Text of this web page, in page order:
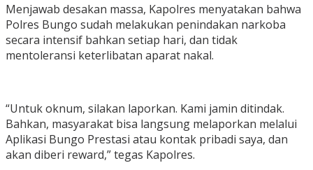
Menjawab desakan massa, Kapolres menyatakan bahwa
Polres Bungo sudah melakukan penindakan narkoba
secara intensif bahkan setiap hari, dan tidak
mentoleransi keterlibatan aparat nakal.
“Untuk oknum, silakan laporkan. Kami jamin ditindak.
Bahkan, masyarakat bisa langsung melaporkan melalui
Aplikasi Bungo Prestasi atau kontak pribadi saya, dan
akan diberi reward,” tegas Kapolres.